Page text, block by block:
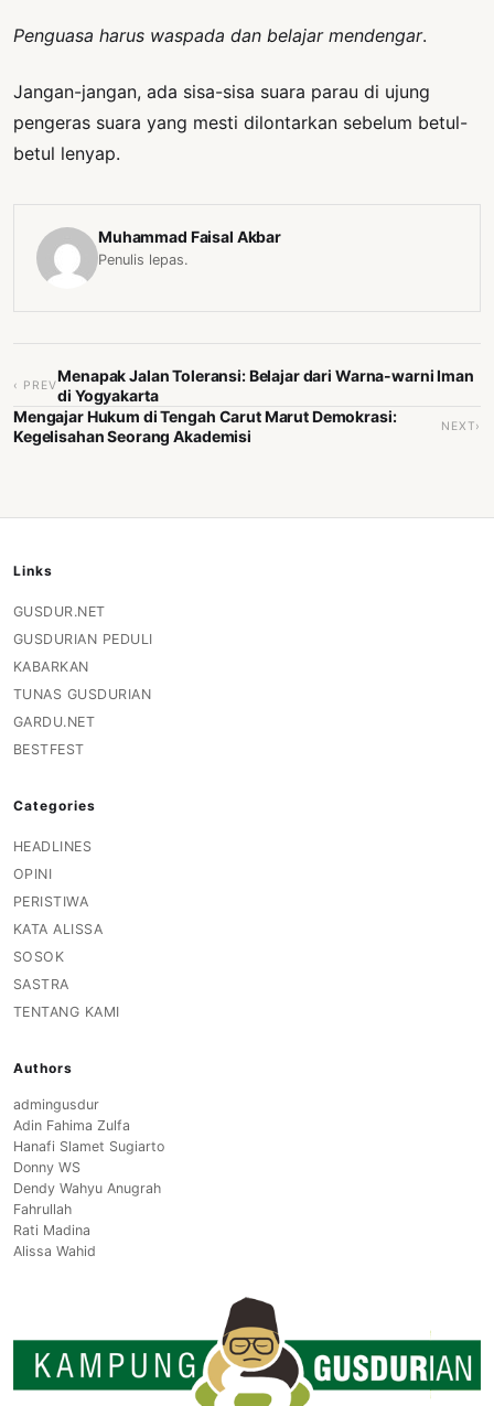
Penguasa harus waspada dan belajar mendengar.
Jangan-jangan, ada sisa-sisa suara parau di ujung
pengeras suara yang mesti dilontarkan sebelum betul-
betul lenyap.
Muhammad Faisal Akbar
Penulis lepas.
‹ PREV
Menapak Jalan Toleransi: Belajar dari Warna-warni Iman
di Yogyakarta
Mengajar Hukum di Tengah Carut Marut Demokrasi:
Kegelisahan Seorang Akademisi
NEXT›
Links
GUSDUR.NET
GUSDURIAN PEDULI
KABARKAN
TUNAS GUSDURIAN
GARDU.NET
BESTFEST
Categories
HEADLINES
OPINI
PERISTIWA
KATA ALISSA
SOSOK
SASTRA
TENTANG KAMI
Authors
admingusdur
Adin Fahima Zulfa
Hanafi Slamet Sugiarto
Donny WS
Dendy Wahyu Anugrah
Fahrullah
Rati Madina
Alissa Wahid